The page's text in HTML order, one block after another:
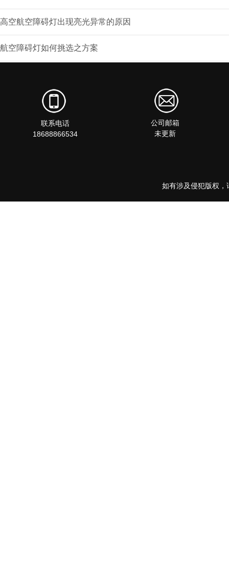
高空航空障碍灯出现亮光异常的原因
航空障碍灯如何挑选之方案
如有涉及侵犯版权
联系电话
18688866534
公司邮箱
未更新